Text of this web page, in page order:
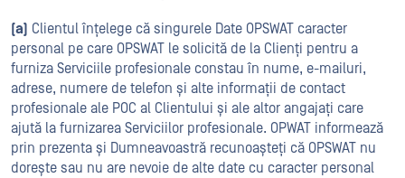
(a) Clientul înțelege că singurele Date OPSWAT caracter
personal pe care OPSWAT le solicită de la Clienți pentru a
furniza Serviciile profesionale constau în nume, e-mailuri,
adrese, numere de telefon și alte informații de contact
profesionale ale POC al Clientului și ale altor angajați care
ajută la furnizarea Serviciilor profesionale. OPWAT informează
prin prezenta și Dumneavoastră recunoașteți că OPSWAT nu
dorește sau nu are nevoie de alte date cu caracter personal